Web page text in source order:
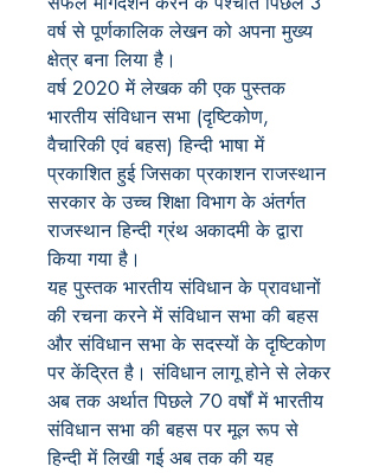
वर्ष से पूर्णकालिक लेखन को अपना मुख्य
क्षेत्र बना लिया है।
वर्ष 2020 में लेखक की एक पुस्तक
भारतीय संविधान सभा (दृष्टिकोण,
वैचारिकी एवं बहस) हिन्दी भाषा में
प्रकाशित हुई जिसका प्रकाशन राजस्थान
सरकार के उच्च शिक्षा विभाग के अंतर्गत
राजस्थान हिन्दी ग्रंथ अकादमी के द्वारा
किया गया है।
यह पुस्तक भारतीय संविधान के प्रावधानों
की रचना करने में संविधान सभा की बहस
और संविधान सभा के सदस्यों के दृष्टिकोण
पर केंद्रित है। संविधान लागू होने से लेकर
अब तक अर्थात पिछले 70 वर्षों में भारतीय
संविधान सभा की बहस पर मूल रूप से
हिन्दी में लिखी गई अब तक की यह